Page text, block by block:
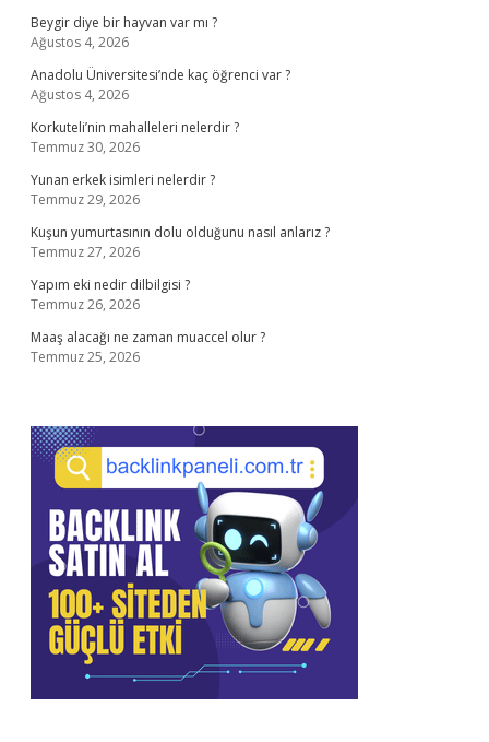
Beygir diye bir hayvan var mı ?
Ağustos 4, 2026
Anadolu Üniversitesi’nde kaç öğrenci var ?
Ağustos 4, 2026
Korkuteli’nin mahalleleri nelerdir ?
Temmuz 30, 2026
Yunan erkek isimleri nelerdir ?
Temmuz 29, 2026
Kuşun yumurtasının dolu olduğunu nasıl anlarız ?
Temmuz 27, 2026
Yapım eki nedir dilbilgisi ?
Temmuz 26, 2026
Maaş alacağı ne zaman muaccel olur ?
Temmuz 25, 2026